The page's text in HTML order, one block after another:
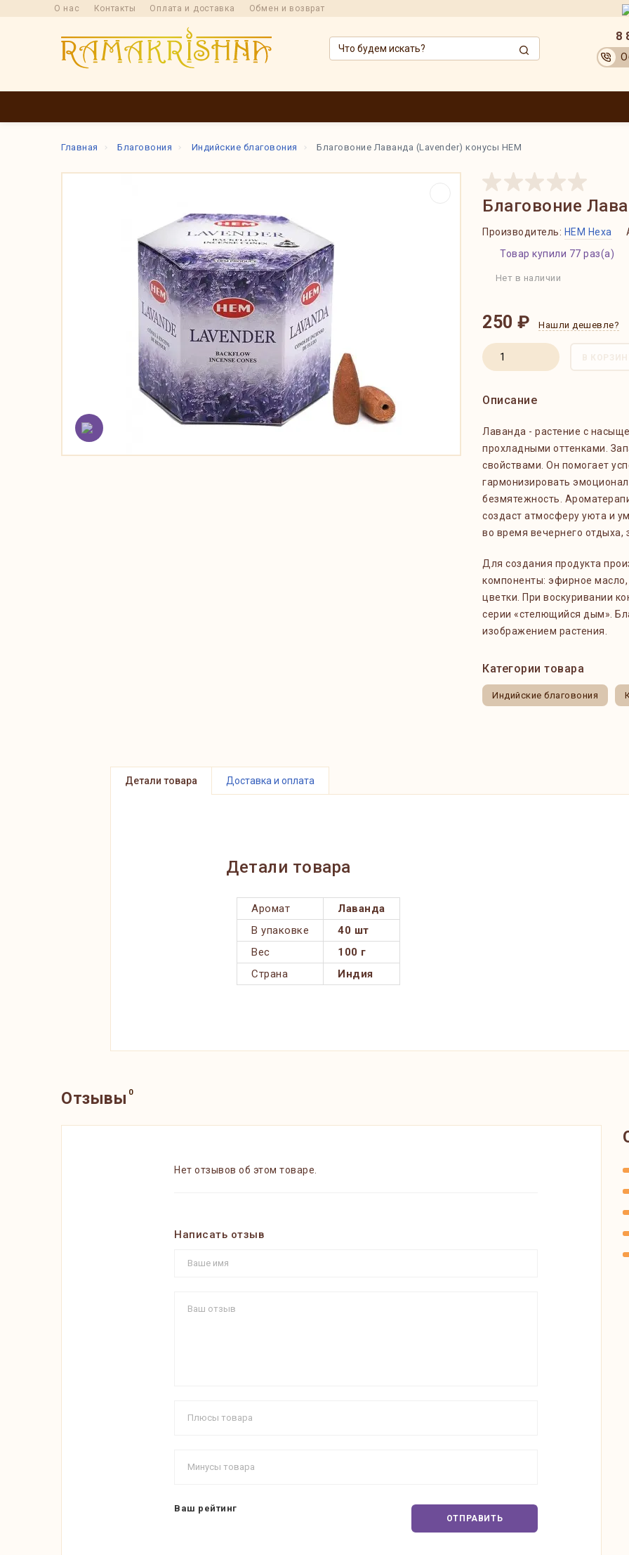
О нас Контакты Оплата и доставка Обмен и возврат
8
Главная Благовония Индийские благовония Благовоние Лаванда (Lavender) конусы HEM
Благовоние
Производитель: HEM Hexa
Товар купили 77 раз(а)
Нет в наличии
250 ₽ Нашли дешевле?
В
Описание
Лаванда - растение с
прохладными оттенками.
свойствами. Он помогает
гармонизировать
безмятежность.
создаст атмосферу уюта и
во время вечернего отдыха,
Для создания продукта
компоненты: эфирное
цветки. При воскуривании
серии «стелющийся дым».
изображением растения.
Категории товара
Индийские благовония
Детали товара Доставка и оплата
Детали товара
Аромат
Лаванда
В упаковке
40 шт
Вес
100 г
Страна
Индия
Отзывы 0
Нет отзывов об этом товаре.
Написать отзыв
Ваш рейтинг
ОТПРАВИТЬ